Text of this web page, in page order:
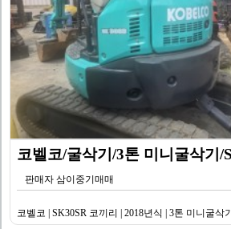
판매자 삼이중기매매
코벨코 | SK30SR 코끼리 | 2018년식 | 3톤 미니굴삭기